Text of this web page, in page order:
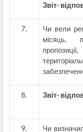
Звіт-
Чи вели
місяць,
Звіт-
Чи